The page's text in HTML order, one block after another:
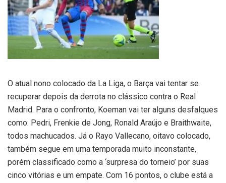
O atual nono colocado da La Liga, o Barça vai tentar se
recuperar depois da derrota no clássico contra o Real
Madrid. Para o confronto, Koeman vai ter alguns desfalques
como: Pedri, Frenkie de Jong, Ronald Araújo e Braithwaite,
todos machucados. Já o Rayo Vallecano, oitavo colocado,
também segue em uma temporada muito inconstante,
porém classificado como a ‘surpresa do torneio’ por suas
cinco vitórias e um empate. Com 16 pontos, o clube está a